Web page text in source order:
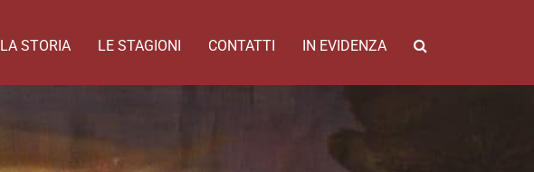
LA STORIA LE STAGIONI CONTATTI IN EVIDENZA